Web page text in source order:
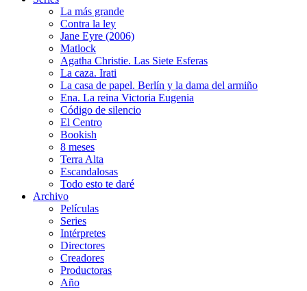
La más grande
Contra la ley
Jane Eyre (2006)
Matlock
Agatha Christie. Las Siete Esferas
La caza. Irati
La casa de papel. Berlín y la dama del armiño
Ena. La reina Victoria Eugenia
Código de silencio
El Centro
Bookish
8 meses
Terra Alta
Escandalosas
Todo esto te daré
Archivo
Películas
Series
Intérpretes
Directores
Creadores
Productoras
Año